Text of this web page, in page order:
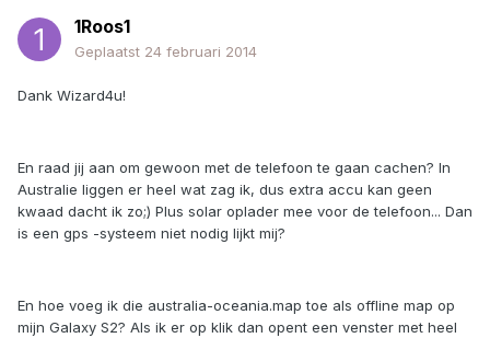
1Roos1
Geplaatst 24 februari 2014
Dank Wizard4u!
En raad jij aan om gewoon met de telefoon te gaan cachen? In
Australie liggen er heel wat zag ik, dus extra accu kan geen
kwaad dacht ik zo;) Plus solar oplader mee voor de telefoon... Dan
is een gps -systeem niet nodig lijkt mij?
En hoe voeg ik die australia-oceania.map toe als offline map op
mijn Galaxy S2? Als ik er op klik dan opent een venster met heel